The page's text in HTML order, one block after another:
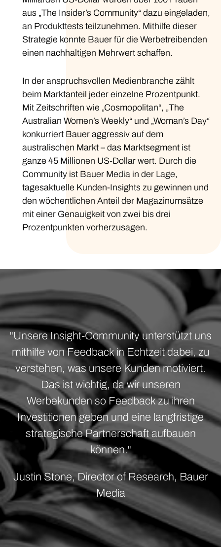
aus „The Insider’s Community“ dazu eingeladen,
an Produkttests teilzunehmen. Mithilfe dieser
Strategie konnte Bauer für die Werbetreibenden
einen nachhaltigen Mehrwert schaffen.
In der anspruchsvollen Medienbranche zählt
beim Marktanteil jeder einzelne Prozentpunkt.
Mit Zeitschriften wie „Cosmopolitan“, „The
Australian Women’s Weekly“ und „Woman’s Day“
konkurriert Bauer aggressiv auf dem
australischen Markt – das Marktsegment ist
ganze 45 Millionen US-Dollar wert. Durch die
Community ist Bauer Media in der Lage,
tagesaktuelle Kunden-Insights zu gewinnen und
den wöchentlichen Anteil der Magazinumsätze
mit einer Genauigkeit von zwei bis drei
Prozentpunkten vorherzusagen.
"Unsere Insight-Community unterstützt uns
mithilfe von Feedback in Echtzeit dabei, zu
verstehen, was unsere Kunden motiviert.
Das ist wichtig, da wir unseren
Werbekunden so Feedback zu ihren
Investitionen geben und eine langfristige
strategische Partnerschaft aufbauen
können."
Justin Stone, Director of Research, Bauer
Media